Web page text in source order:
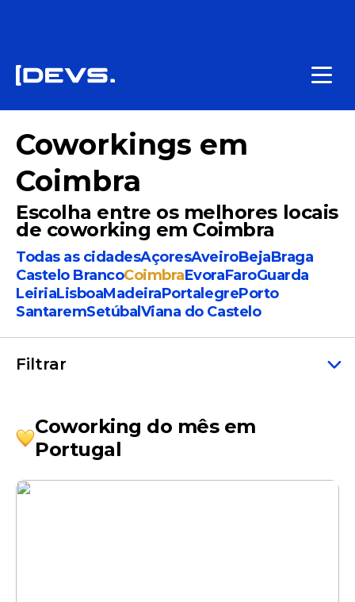
Coworkings em
Coimbra
Escolha entre os melhores locais
de coworking em Coimbra
Todas as cidadesAçoresAveiroBejaBraga
Castelo BrancoCoimbraEvoraFaroGuarda
LeiriaLisboaMadeiraPortalegrePorto
SantaremSetúbal Viana do Castelo
Filtrar
Coworking do mês em
Portugal